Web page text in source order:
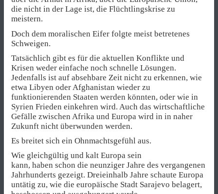
die nicht in der Lage ist, die Flüchtlingskrise zu
meistern.
Doch dem moralischen Eifer folgte meist betretenes
Schweigen.
Tatsächlich gibt es für die aktuellen Konflikte und
Krisen weder einfache noch schnelle Lösungen.
Jedenfalls ist auf absehbare Zeit nicht zu erkennen, wie
etwa Libyen oder Afghanistan wieder zu
funktionierenden Staaten werden könnten, oder wie in
Syrien Frieden einkehren wird. Auch das wirtschaftliche
Gefälle zwischen Afrika und Europa wird in in naher
Zukunft nicht überwunden werden.
Es breitet sich ein Ohnmachtsgefühl aus.
Wie gleichgültig und kalt Europa sein
kann, haben schon die neunziger Jahre des vergangenen
Jahrhunderts gezeigt. Dreieinhalb Jahre schaute Europa
untätig zu, wie die europäische Stadt Sarajevo belagert,